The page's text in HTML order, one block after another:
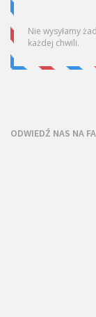
ODWIEDŹ NAS NA